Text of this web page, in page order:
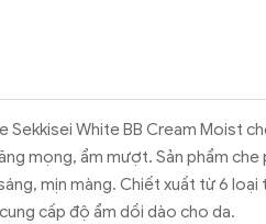
Sekkisei White BB Cream Moist
mọng, ẩm mượt. Sản phẩm
mịn màng. Chiết xuất từ 6
cấp độ ẩm dồi dào cho da.